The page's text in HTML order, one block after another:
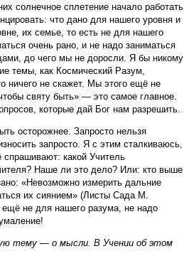
солнечное сплетение начало работать
что дано для нашего уровня и
их семье, то есть не для нашего
очень рано, и не надо заниматься
до чего мы не доросли. Я бы никому
темы, как Космический Разум,
ничего не скажет. Мы этого ещё не
святу быть» — это самое главное.
которые дай Бог нам разрешить.
осторожнее. Запросто нельзя
запросто. Я с этим сталкиваюсь,
какой Учитель
Наше ли это дело? Или: кто выше
«Невозможно измерить дальние
их сиянием» (Листы Сада М.
не для нашего разума, не надо
тему — о мысли. В Учении об этом